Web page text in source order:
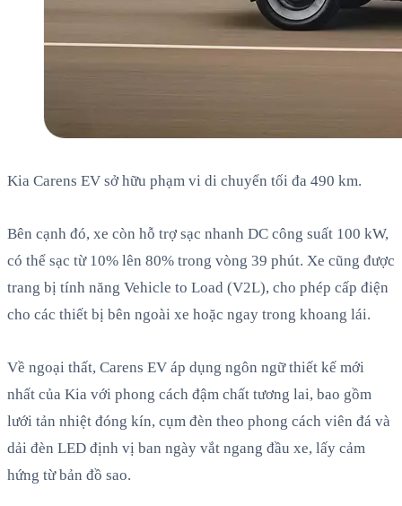
Kia Carens EV sở hữu phạm vi di chuyển tối đa 490 km.
Bên cạnh đó, xe còn hỗ trợ sạc nhanh DC công suất 100 kW,
có thể sạc từ 10% lên 80% trong vòng 39 phút. Xe cũng được
trang bị tính năng Vehicle to Load (V2L), cho phép cấp điện
cho các thiết bị bên ngoài xe hoặc ngay trong khoang lái.
Về ngoại thất, Carens EV áp dụng ngôn ngữ thiết kế mới
nhất của Kia với phong cách đậm chất tương lai, bao gồm
lưới tản nhiệt đóng kín, cụm đèn theo phong cách viên đá và
dải đèn LED định vị ban ngày vắt ngang đầu xe, lấy cảm
hứng từ bản đồ sao.